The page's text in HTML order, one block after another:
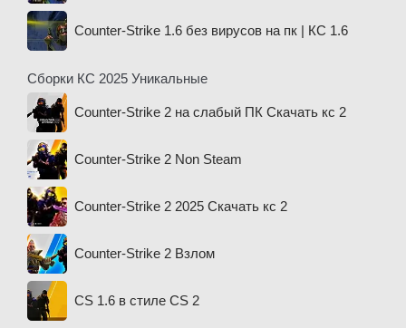
Counter-Strike 1.6 без вирусов на пк | КС 1.6
Сборки КС 2025 Уникальные
Counter-Strike 2 на слабый ПК Скачать кс 2
Counter-Strike 2 Non Steam
Counter-Strike 2 2025 Скачать кс 2
Counter-Strike 2 Взлом
CS 1.6 в стиле CS 2